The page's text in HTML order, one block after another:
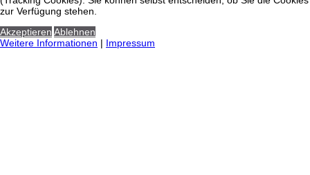
zur Verfügung stehen.
Akzeptieren Ablehnen
Weitere Informationen | Impressum